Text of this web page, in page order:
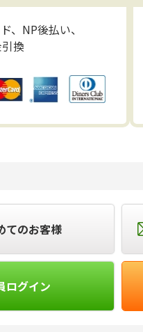
、NP後払い、
換
てのお客様
ログイン